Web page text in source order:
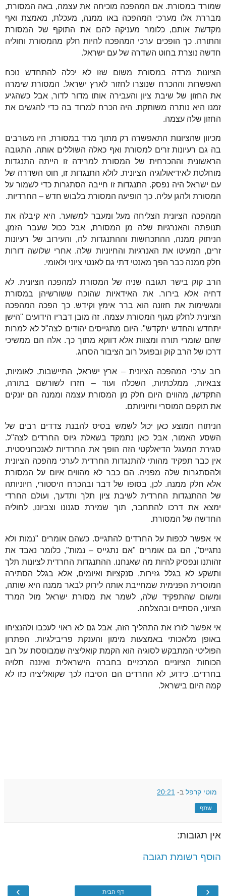
שמורד במסורת. אם המהפכה מוכיחה את עצמה, באה המסורת,
מבררת אלו מערכי המהפכה באו ממנה, מעכלת, מאמצת ואף
מקדשת אותם, כלומר מעניקה להם את התוקף של המסורת
והתורה. כך הופכים ערכי המהפכה להיות חלק מהמסורת וחוליה
חדשה נוצרת בחוט השדרה של עם ישראל.
הציונות מרדה במסורת משום שזו לא יכלה להתחדש נוכח
האפשרות וההכרח שנוצרו לחזור לארץ ישראל. המסורת שימרה
את החזון של שיבת ציון והעבירה אותו מדור לדור, אבל כשהגיע
זמנו היא נותרה משותקת. היה הכרח למרוד בה כדי להגשים את
החזון שלה עצמה.
מכיוון שהציונות התאפשרה רק מתוך מרד במסורת, היו מעורבים
בה גם רעיונות זרים למסורת ואף כאלה השוללים אותה. התגובה
הראשונית וההכרחית של המסורת למרידה זו הייתה התנגדות
מוחלטת לאידיאולוגיה הציונית. לולא התנגדות זו, חוט השדרה של
עם ישראל היה נפסק. התנגדות זו חייבה הסתגרות כדי לשמור על
המסורת ולהגן עליה. כך הופיעה המסורת בלבוש חדש – החרדיות.
המהפכה הציונית הצליחה מעל ומעבר למשוער. היא קיבלה את
תנופתה והאנרגיות שלה מן המסורת, אבל ככול שעבר הזמן,
הניתוק ממנה, ההתכחשות וההתנגדות לה, והעירוב של רעיונות
זרים, המעיטו את האנרגיות והחיוניות שלה. אחרי שלושה דורות
חלק ממנה כבר הפך מאנטי דתי גם לאנטי ציוני ולאומי.
הרב קוק בישר תגובה שניה של המסורת למהפכה הציונית. לא
דחיה אלא בירור. את האידאיות שהוכח ששורשיהן במסורת
ומגשימות את חזונה הוא ברר אימץ וקידש. כך הפכה המהפכה
הציונית לחלק מגוף המסורת עצמה. זה מובן דבריו הידועים "הישן
יתחדש והחדש יתקדש". היום מתגייסים יהודים לצה"ל לא למרות
שהם שומרי תורה ומצוות אלא דווקא מתוך כך. אלה הם ממשיכי
דרכו של הרב קוק ובפועל רוב הציבור הסרוג.
רוב ערכי המהפכה הציונית – ארץ ישראל, התיישבות, לאומיות,
צבאיות, ממלכתיות, השכלה ועוד – חזרו לשורשם בתורה,
התקדשו, מהווים היום חלק מן המסורת עצמה וממנה הם יונקים
את תוקפם המוסרי וחיוניותם.
הניתוח המוצע כאן יכול לשמש בסיס להבנת צדדים רבים של
השסע האמור, אבל כאן נתמקד בשאלת גיוס החרדים לצה"ל.
סגירת המעגל הדיאלקטי הזה הופך את החרדיות לאנכרוניסטית.
אין כבר תפקיד מהותי להתנגדות החרדית לערכי מהפכה הציונית
ולהסתגרות שלה מפניה. הם כבר לא מהווים איום על המסורת
אלא חלק ממנה. לכן, בסופו של דבר ובהכרח היסטורי, חיוניותה
של ההתנגדות החרדית לשיבת ציון תלך ותדעך, ועולם החרדי
ימצא את דרכו להתחבר, תוך שמירת סגנונו וצביונו, לחוליה
החדשה של המסורת.
אי אפשר לכפות על החרדים להתגייס. כשהם אומרים "נמות ולא
נתגייס", הם גם אומרים "אם נתגייס – נמות", כלומר נאבד את
זהותנו ונפסיק להיות מה שאנחנו. ההתנגדות החרדית לציונות תלך
ותשקע לא בגלל גזירות, סנקציות ואיומים, אלא בגלל הסתירה
המוסרית הפנימית שמחייבת אותה לירוק לבאר ממנה היא שותה,
ומשום שהתפקיד שלה, לשמר את מסורת ישראל מול המרד
הציוני, הסתיים ובהצלחה.
אי אפשר לזרז את התהליך הזה, אבל גם לא ראוי לעכבו ולהנציחו
באופן מלאכותי באמצעות מימון והענקת פריבילגיות. הפתרון
הפוליטי המתבקש לסוגיה הוא הקמת קואליציה שמבוססת על רוב
הכוחות הציוניים המרכזיים בחברה הישראלית ואיננה תלויה
בחרדים. כידוע, לא החרדים הם הסיבה לכך שקואליציה כזו לא
קמה היום בישראל.
מוטי קרפל ב- 20:21
שתף
אין תגובות:
הוסף רשומת תגובה
‹
› דף הבית